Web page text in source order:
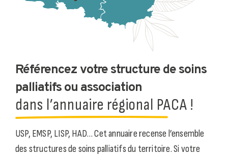
Référencez votre structure de soins
palliatifs ou association
dans l’annuaire régional PACA !
USP, EMSP, LISP, HAD… Cet annuaire recense l’ensemble
des structures de soins palliatifs du territoire. Si votre